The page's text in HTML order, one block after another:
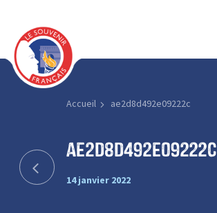
Accueil ae2d8d492e09222c
ae2d8d492e09222c
14 janvier 2022